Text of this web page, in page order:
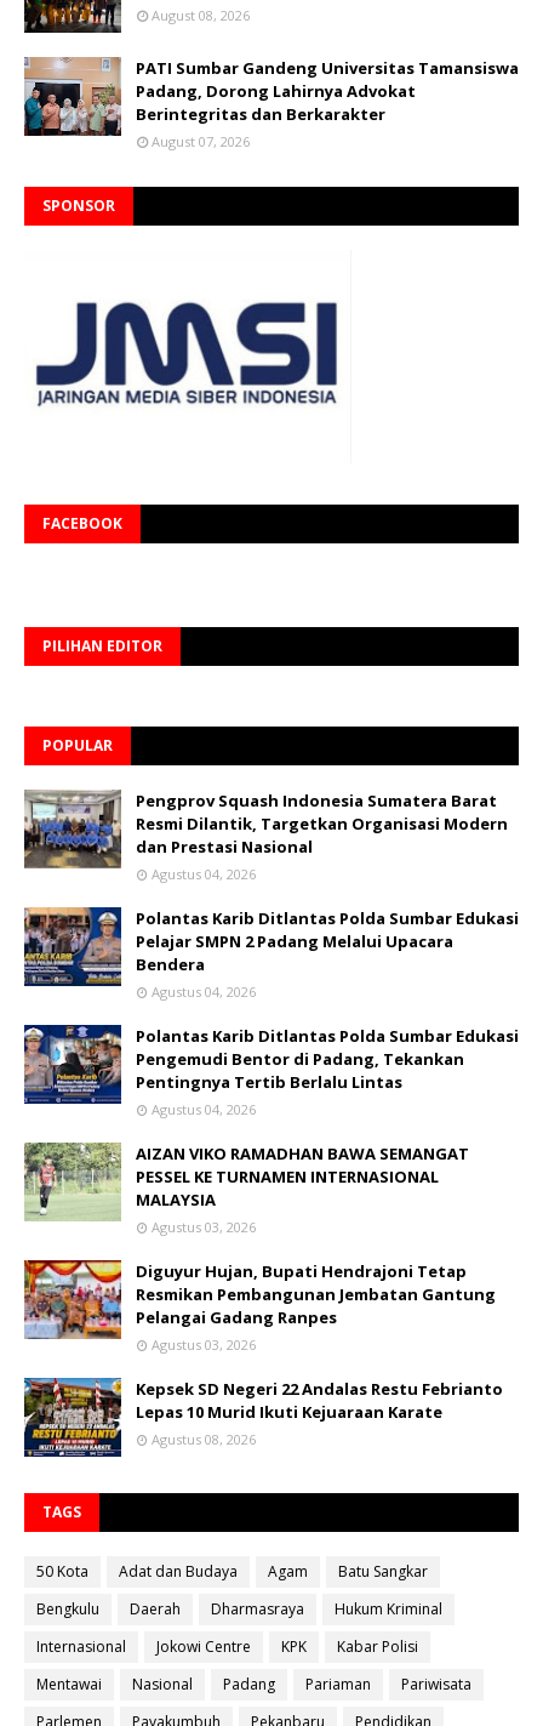
August 08, 2026
PATI Sumbar Gandeng Universitas Tamansiswa
Padang, Dorong Lahirnya Advokat
Berintegritas dan Berkarakter
August 07, 2026
SPONSOR
FACEBOOK
PILIHAN EDITOR
POPULAR
Pengprov Squash Indonesia Sumatera Barat
Resmi Dilantik, Targetkan Organisasi Modern
dan Prestasi Nasional
Agustus 04, 2026
Polantas Karib Ditlantas Polda Sumbar Edukasi
Pelajar SMPN 2 Padang Melalui Upacara
Bendera
Agustus 04, 2026
Polantas Karib Ditlantas Polda Sumbar Edukasi
Pengemudi Bentor di Padang, Tekankan
Pentingnya Tertib Berlalu Lintas
Agustus 04, 2026
AIZAN VIKO RAMADHAN BAWA SEMANGAT
PESSEL KE TURNAMEN INTERNASIONAL
MALAYSIA
Agustus 03, 2026
Diguyur Hujan, Bupati Hendrajoni Tetap
Resmikan Pembangunan Jembatan Gantung
Pelangai Gadang Ranpes
Agustus 03, 2026
Kepsek SD Negeri 22 Andalas Restu Febrianto
Lepas 10 Murid Ikuti Kejuaraan Karate
Agustus 08, 2026
TAGS
50 Kota Adat dan Budaya Agam
Batu Sangkar
Bengkulu
Daerah Dharmasraya
Hukum Kriminal
Internasional
Jokowi Centre KPK
Kabar Polisi
Mentawai
Nasional Padang Pariaman
Pariwisata
Parlemen
Payakumbuh Pekanbaru Pendidikan